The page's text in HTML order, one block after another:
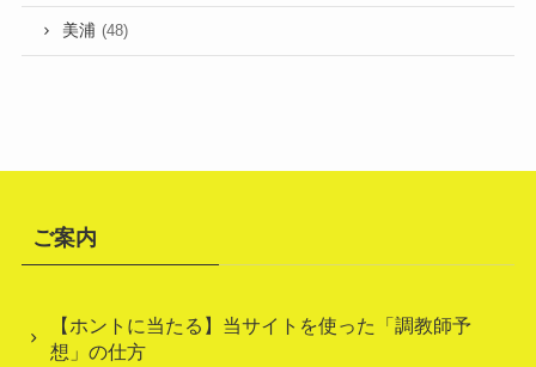
美浦 (48)
ご案内
【ホントに当たる】当サイトを使った「調教師予
想」の仕方